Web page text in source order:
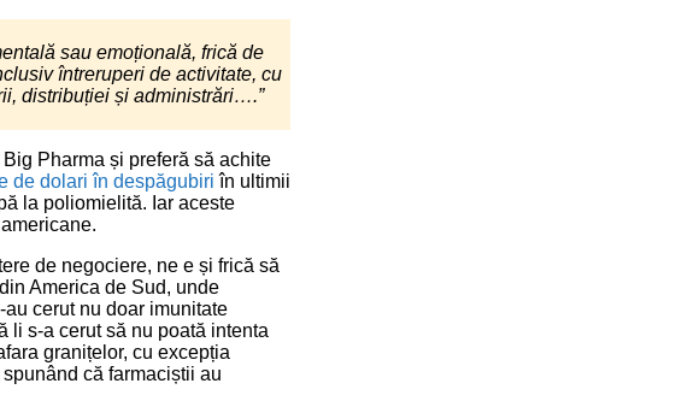
sau emoțională, frică de
întreruperi de activitate, cu
distribuției și administrări….”
Pharma și preferă să achite
de dolari în despăgubiri în ultimii
la poliomielită. Iar aceste
de negociere, ne e și frică să
America de Sud, unde
cerut nu doar imunitate
li s-a cerut să nu poată intenta
granițelor, cu excepția
că farmaciștii au